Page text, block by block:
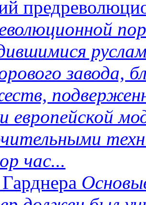
завода,
европейской
час...